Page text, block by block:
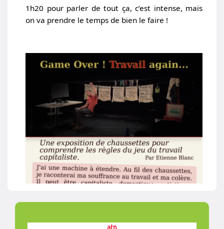
1h20 pour parler de tout ça, c’est intense, mais
on va prendre le temps de bien le faire !